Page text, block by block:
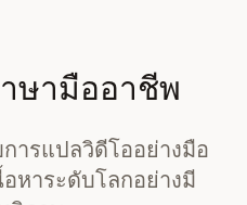
ษามืออาชีพ
ารแปลวิดีโออย่างมือ
หาระดับโลกอย่างมี